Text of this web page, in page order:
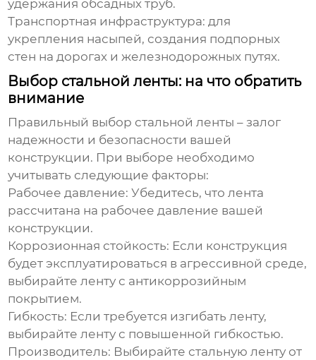
удержания обсадных труб.
Транспортная инфраструктура: для
укрепления насыпей, создания подпорных
стен на дорогах и железнодорожных путях.
Выбор стальной ленты: на что обратить
внимание
Правильный выбор стальной ленты – залог
надежности и безопасности вашей
конструкции. При выборе необходимо
учитывать следующие факторы:
Рабочее давление: Убедитесь, что лента
рассчитана на рабочее давление вашей
конструкции.
Коррозионная стойкость: Если конструкция
будет эксплуатироваться в агрессивной среде,
выбирайте ленту с антикоррозийным
покрытием.
Гибкость: Если требуется изгибать ленту,
выбирайте ленту с повышенной гибкостью.
Производитель: Выбирайте стальную ленту от